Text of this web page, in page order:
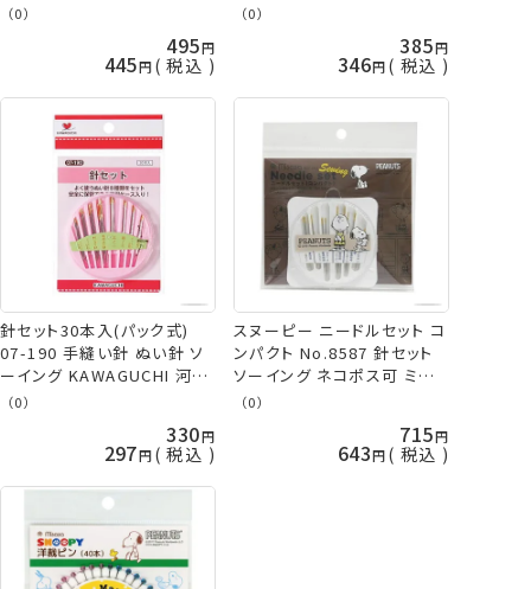
（0）
495
445 税込
（0）
385
346 税込
針セット30本入(パック式)
07-190 手縫い針 ぬい針 ソ
ーイング KAWAGUCHI 河口
ネコポス可 手芸の山久
（0）
330
297 税込
スヌーピー ニードルセット コ
ンパクト No.8587 針セット
ソーイング ネコポス可 ミサ
サ 手芸の山久
（0）
715
643 税込